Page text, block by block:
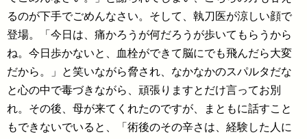
るのが下手でごめんなさい。そして、執刀医が涼しい顔で
登場。「今日は、痛かろうが何だろうが歩いてもらうから
ね。今日歩かないと、血栓ができて脳にでも飛んだら大変
だから。」と笑いながら脅され、なかなかのスパルタだな
と心の中で毒づきながら、頑張りますとだけ言ってお別
れ。その後、母が来てくれたのですが、まともに話すこと
もできないでいると、「術後のその辛さは、経験した人に